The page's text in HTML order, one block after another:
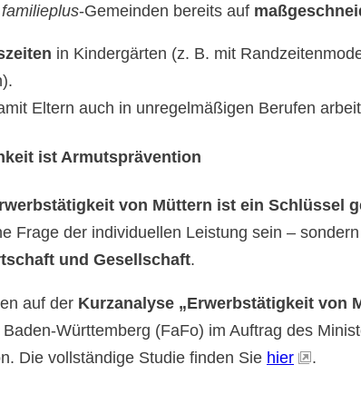
familieplus-Gemeinden bereits auf
in Kindergärten (z. B. mit
Eltern auch in unregelmäßigen Berufen
ist Armutsprävention
von Müttern ist ein Schlüssel
Frage der individuellen Leistung sein –
und Gesellschaft.
auf der Kurzanalyse „Erwerbstätigkeit von
Württemberg (FaFo) im Auftrag des
Die vollständige Studie finden Sie hier .